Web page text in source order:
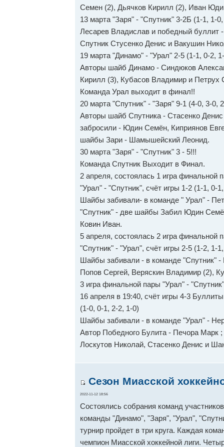
Семен (2), Дьячков Кирилл (2), Иван
13 марта "Заря" - "Спутник" 3-2Б (1-1, 1-
Лесарев Владислав и победный буллит
Спутник Стусенко Денис и Вакушин
19 марта "Динамо" - "Урал" 2-5 (1-1, 0-2,
Авторы шайб Динамо - Синдюков
Кирилл (3), Кубасов Владимир и Петрух
Команда Урал выходит в финал!!
20 марта "Спутник" - "Заря" 9-1 (4-0, 3-0,
Авторы шайб Спутника - Стасенко
забросили - Юдин Семён, Киприянов
шайбы Зари - Шамышейский Леонид.
30 марта "Заря" - "Спутник" 3 - 5!!!
Команда Спутник Выходит в Финал.
2 апреля, состоялась 1 игра финальной
"Урал" - "Спутник", счёт игры 1-2 (1-1, 0-
Шайбы забивали- в команде " Урал" -
"Спутник" - две шайбы Забил Юдин
Ковин Иван.
5 апреля, состоялась 2 игра финальной
"Спутник" - "Урал", счёт игры 2-5 (1-2, 1-
Шайбы забивали - в команде "Спутник"
Попов Сергей, Веряскин Владимир (2),
3 игра финальной пары "Урал" -
16 апреля в 19:40, счëт игры 4-3 Буллиты
(1-0, 0-1, 2-2, 1-0)
Шайбы забивали - в команде "Урал" -
Автор Победного Булита - Печора Марк
Лоскутов Николай, Стасенко Денис и
Сезон Миасской
2022-11-12 18:56
Состоялись собрания команд
команды "Динамо", "Заря", "Урал",
турнир пройдет в три круга. Каждая
чемпион Миасской хоккейной лиги.